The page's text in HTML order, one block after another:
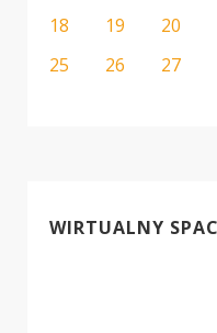
18
19 20
25
26 27
WIRTUALNY